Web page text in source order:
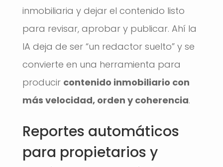
inmobiliaria y dejar el contenido listo
para revisar, aprobar y publicar. Ahí la
IA deja de ser “un redactor suelto” y se
convierte en una herramienta para
producir contenido inmobiliario con
más velocidad, orden y coherencia.
Reportes automáticos
para propietarios y